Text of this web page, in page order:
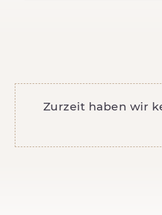
Zurzeit haben wir